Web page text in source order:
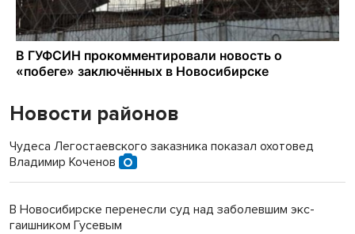
Новости районов
Чудеса Легостаевского заказника показал охотовед
Владимир Коченов
В Новосибирске перенесли суд над заболевшим экс-
гаишником Гусевым